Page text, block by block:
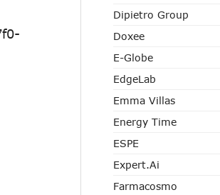
Dipietro Group
Doxee
E-Globe
EdgeLab
Emma Villas
Energy Time
ESPE
Expert.ai
Farmacosmo